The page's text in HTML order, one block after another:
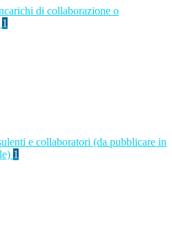
di collaborazione o
1
e collaboratori (da pubblicare in
1